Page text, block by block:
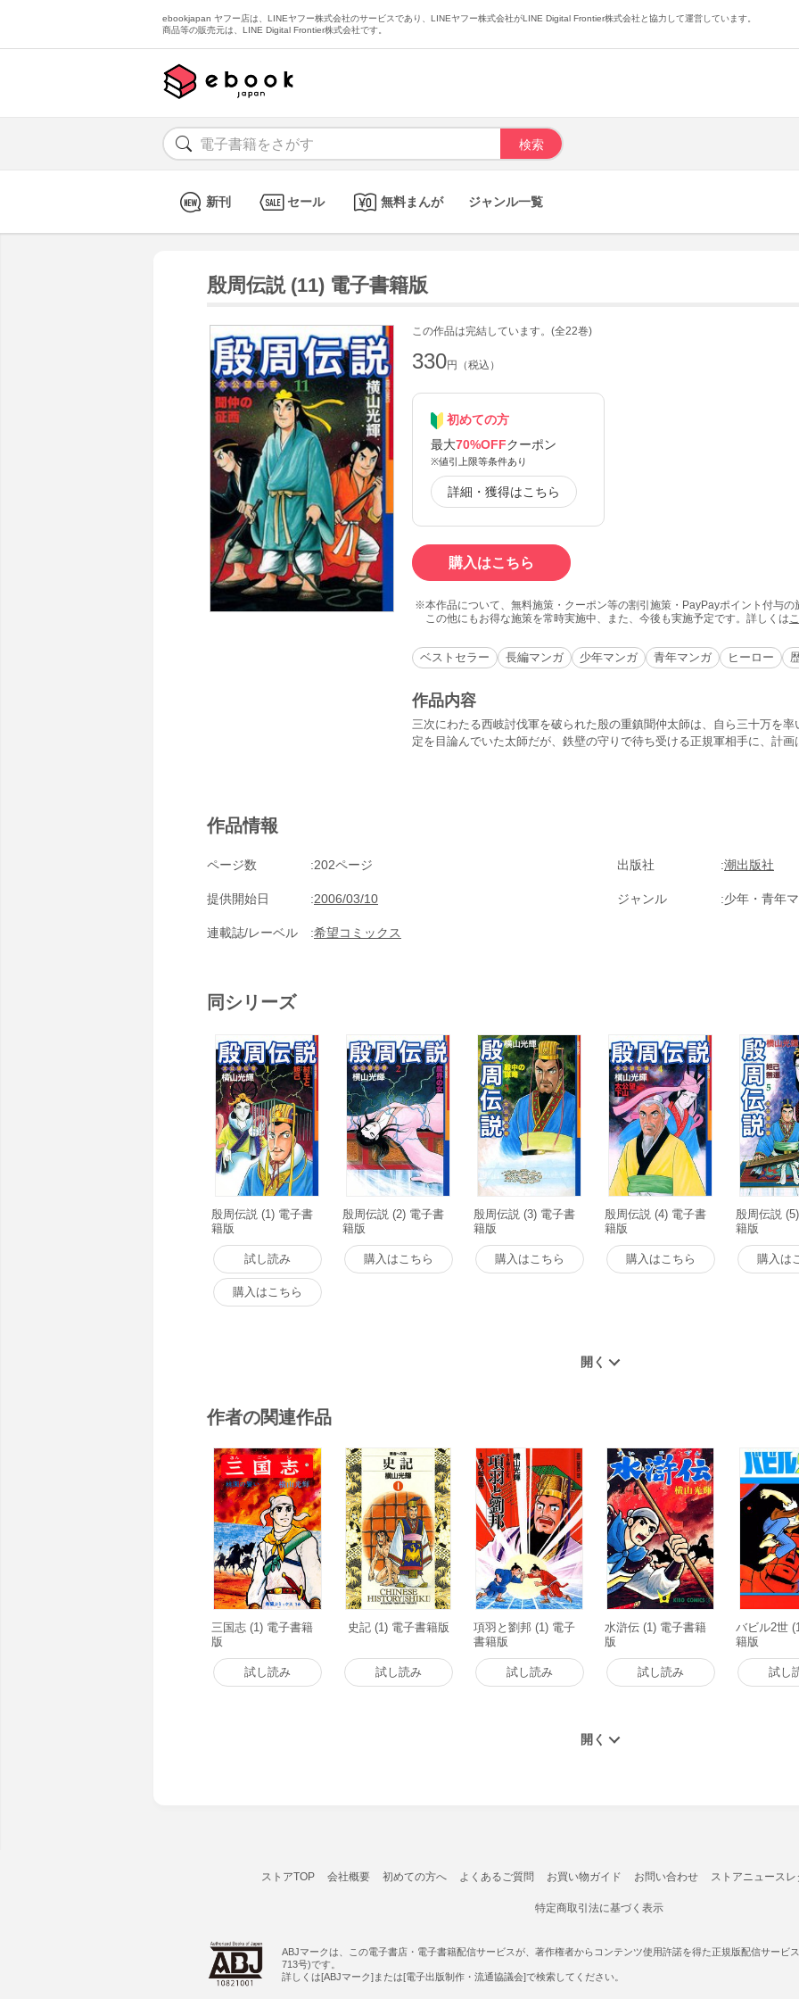
ebookjapan ヤフー店は、LINEヤフー株式会社のサービスであり、LINEヤフー株式会社がLINE Digital Frontier株式会社と協力して運営しています。
商品等の販売元は、LINE Digital Frontier株式会社です。
新刊 セール 無料まんが ジャンル一覧
殷周伝説 (11) 電子書籍版
この作品は完結しています。(全22巻)
330円（税込）
初めての方
最大70%OFFクーポン
※値引上限等条件あり
詳細・獲得はこちら
購入はこちら
本作品について、無料施策・クーポン等の割引施策・PayPayポイント付与
この他にもお得な施策を常時実施中、また、今後も実施予定です。詳しくは
ベストセラー 長編マンガ 少年マンガ 青年マンガ ヒーロー
作品内容
三次にわたる西岐討伐軍を破られた殷の重鎮聞仲太師は、自ら三十万を
定を目論んでいた太師だが、鉄壁の守りで待ち受ける正規軍相手に、計
作品情報
ページ数 202ページ 出版社 潮出版社
提供開始日 2006/03/10 ジャンル 少年・青年
連載誌/レーベル 希望コミックス
同シリーズ
殷周伝説 (1) 電子書
籍版
試し読み
購入はこちら
殷周伝説 (2) 電子書
籍版
購入はこちら
殷周伝説 (3) 電子書
籍版
購入はこちら
殷周伝説 (4) 電子書
籍版
購入はこちら
殷周伝説
籍版
購入は
作者の関連作品
三国志 (1) 電子書籍
版
試し読み
史記 (1) 電子書籍版
試し読み
項羽と劉邦 (1) 電子
書籍版
試し読み
水滸伝 (1) 電子書籍
版
試し読み
バビル2世
籍版
試し
ストアTOP 会社概要 初めての方へ よくあるご質問 お買い物ガイド お問い合わせ ストアニュースレ
特定商取引法に基づく表示
ABJマークは、この電子書店・電子書籍配信サービスが、著作権者からコンテンツ使用許諾を得た正規版配信サービ
713号)です。
詳しくは[ABJマーク]または[電子出版制作・流通協議会]で検索してください。